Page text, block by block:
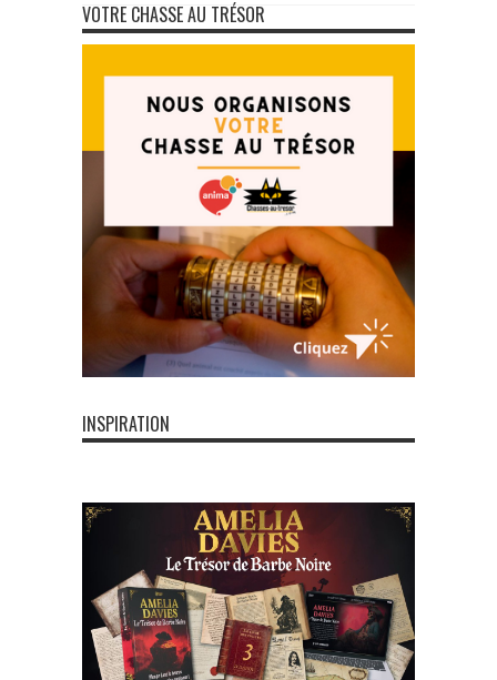
VOTRE CHASSE AU TRÉSOR
INSPIRATION